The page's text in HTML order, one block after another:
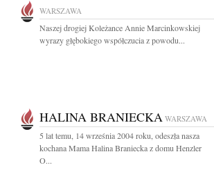
WARSZAWA
Naszej drogiej Koleżance Annie Marcinkowskiej
wyrazy głębokiego współczucia z powodu...
HALINA BRANIECKA WARSZAWA
5 lat temu, 14 września 2004 roku, odeszła nasza
kochana Mama Halina Braniecka z domu Henzler
O...